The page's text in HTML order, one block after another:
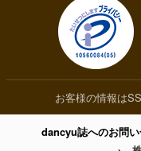
お客様の情報は
dancyu誌へのお問